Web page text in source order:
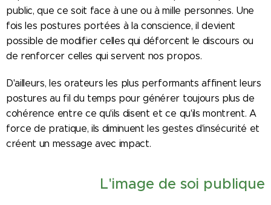
public, que ce soit face à une ou à mille personnes. Une
fois les postures portées à la conscience, il devient
possible de modifier celles qui déforcent le discours ou
de renforcer celles qui servent nos propos.
D'ailleurs, les orateurs les plus performants affinent leurs
postures au fil du temps pour générer toujours plus de
cohérence entre ce qu'ils disent et ce qu'ils montrent. A
force de pratique, ils diminuent les gestes d'insécurité et
créent un message avec impact.
L'image de soi publique